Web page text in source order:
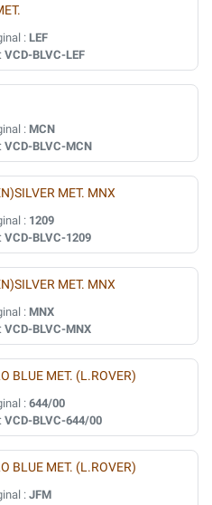
: LEF
VCD-BLVC-LEF
: MCN
VCD-BLVC-MCN
MET. MNX
: 1209
VCD-BLVC-1209
MET. MNX
: MNX
VCD-BLVC-MNX
BLUE MET. (L.ROVER)
: 644/00
VCD-BLVC-644/00
BLUE MET. (L.ROVER)
: JFM